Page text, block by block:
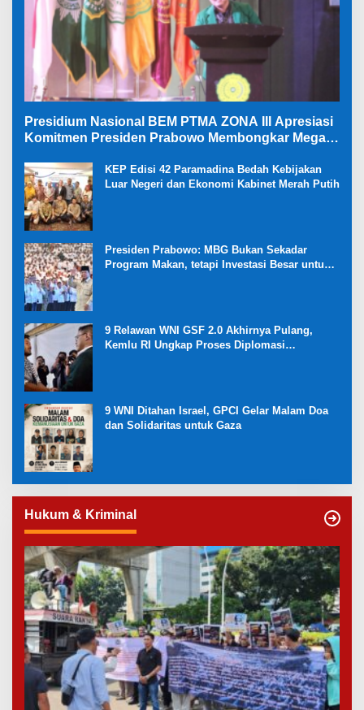
Presidium Nasional BEM PTMA ZONA III Apresiasi
Komitmen Presiden Prabowo Membongkar Mega
KEP Edisi 42 Paramadina Bedah Kebijakan
Luar Negeri dan Ekonomi Kabinet Merah Putih
Presiden Prabowo: MBG Bukan Sekadar
Program Makan, tetapi Investasi Besar untuk
9 Relawan WNI GSF 2.0 Akhirnya Pulang,
Kemlu RI Ungkap Proses Diplomasi
9 WNI Ditahan Israel, GPCI Gelar Malam Doa
dan Solidaritas untuk Gaza
Hukum & Kriminal